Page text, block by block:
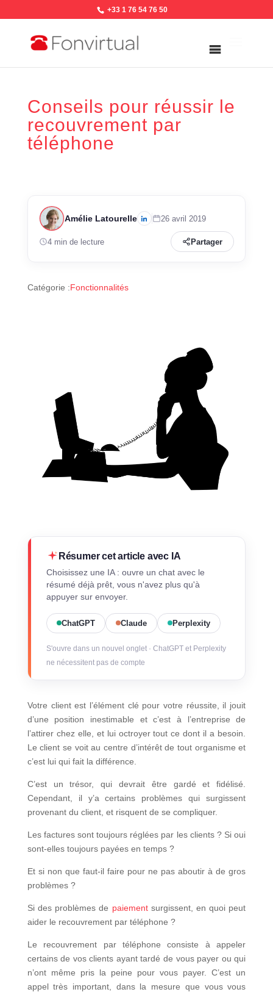
+33 1 76 54 76 50
Conseils pour réussir le
recouvrement par
téléphone
Amélie Latourelle 26 avril 2019
4 min de lecture Partager
Catégorie :Fonctionnalités
Résumer cet article avec IA
Choisissez une IA : ouvre un chat avec le
résumé déjà prêt, vous n'avez plus qu'à
appuyer sur envoyer.
ChatGPT Claude Perplexity
S'ouvre dans un nouvel onglet · ChatGPT et Perplexity
ne nécessitent pas de compte
Votre client est l’élément clé pour votre réussite, il jouit
d’une position inestimable et c’est à l’entreprise de
l’attirer chez elle, et lui octroyer tout ce dont il a besoin.
Le client se voit au centre d’intérêt de tout organisme et
c’est lui qui fait la différence.
C’est un trésor, qui devrait être gardé et fidélisé.
Cependant, il y’a certains problèmes qui surgissent
provenant du client, et risquent de se compliquer.
Les factures sont toujours réglées par les clients ? Si oui
sont-elles toujours payées en temps ?
Et si non que faut-il faire pour ne pas aboutir à de gros
problèmes ?
Si des problèmes de paiementsurgissent, en quoi peut
aider le recouvrement par téléphone ?
Le recouvrement par téléphone consiste à appeler
certains de vos clients ayant tardé de vous payer ou qui
n’ont même pris la peine pour vous payer. C’est un
appel très important, dans la mesure que vous vous